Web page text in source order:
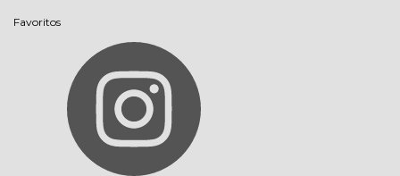
Favoritos